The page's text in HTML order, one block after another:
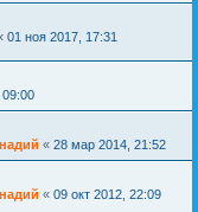
01 ноя 2017, 17:31
« 28 мар 2014, 21:52
« 09 окт 2012, 22:09